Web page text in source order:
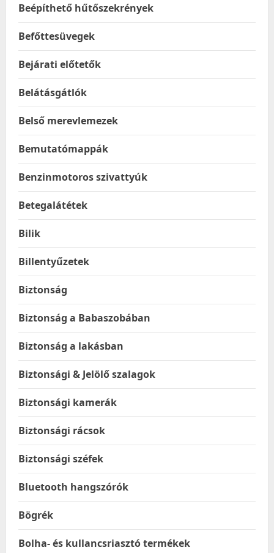
Beépíthető hűtőszekrények
Befőttesüvegek
Bejárati előtetők
Belátásgátlók
Belső merevlemezek
Bemutatómappák
Benzinmotoros szivattyúk
Betegalátétek
Bilik
Billentyűzetek
Biztonság
Biztonság a Babaszobában
Biztonság a lakásban
Biztonsági & Jelölő szalagok
Biztonsági kamerák
Biztonsági rácsok
Biztonsági széfek
Bluetooth hangszórók
Bögrék
Bolha- és kullancsriasztó termékek